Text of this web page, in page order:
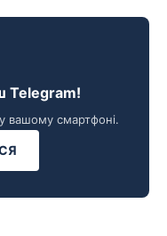
Telegram!
вашому смартфоні.